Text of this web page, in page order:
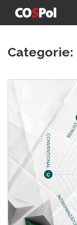
Categorie: